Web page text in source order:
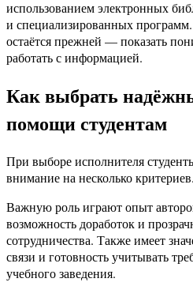
использованием электронных
и специализированных
остаётся прежней — показать
работать с информацией.
Как выбрать
помощи студентам
При выборе исполнителя
внимание на несколько критериев.
Важную роль играют опыт
возможность доработок и
сотрудничества. Также имеет
связи и готовность учитывать
учебного заведения.